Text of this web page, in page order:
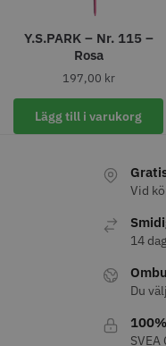
Y.S.PARK – Nr. 115 –
Rosa
197,00 kr
Lägg till i varukorg
Vid
14
Du
WAHL - Legend Cordless
1849.00 kr
8% Rabatt
Info Köp